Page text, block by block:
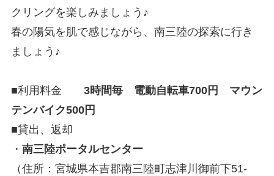
クリングを楽しみましょう♪
春の陽気を肌で感じながら、南三陸の探索に行き
ましょう♪
■利用料金 3時間毎 電動自転車700円 マウン
テンバイク500円
■貸出、返却
・ 南三陸ポータルセンター
（住所：宮城県本吉郡南三陸町志津川御前下51-